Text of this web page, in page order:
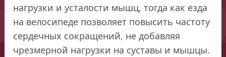
нагрузки и усталости мышц, тогда как езда
на велосипеде позволяет повысить частоту
сердечных сокращений, не добавляя
чрезмерной нагрузки на суставы и мышцы.